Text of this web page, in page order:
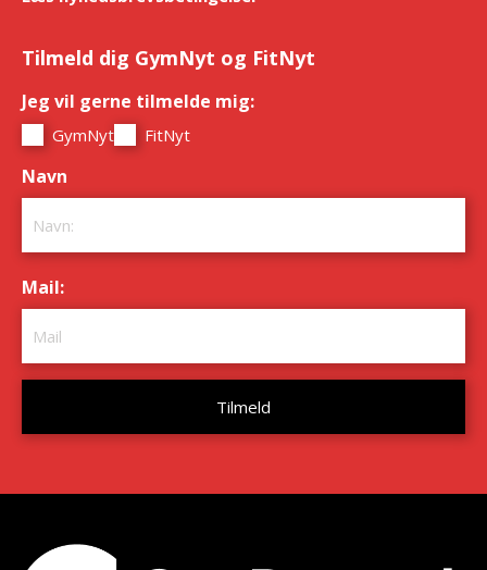
Tilmeld dig GymNyt og FitNyt
Jeg vil gerne tilmelde mig:
GymNyt FitNyt
Navn
Mail: